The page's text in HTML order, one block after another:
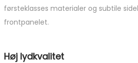
førsteklasses materialer og subtile
frontpanelet.
Høj lydkvalitet